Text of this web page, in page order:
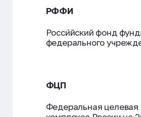
РФФИ
Росси́йский фонд
федерального
ФЦП
Федеральная целевая